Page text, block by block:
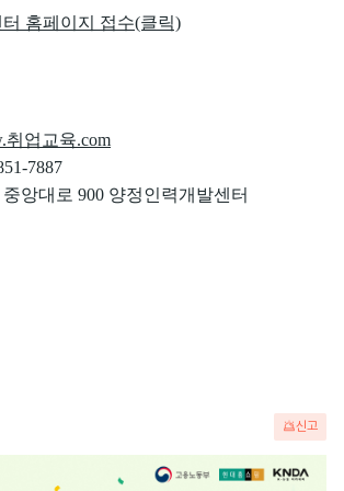
홈페이지 접수(클릭)
취업교육.com
7887
앙대로 900 양정인력개발센터
신고